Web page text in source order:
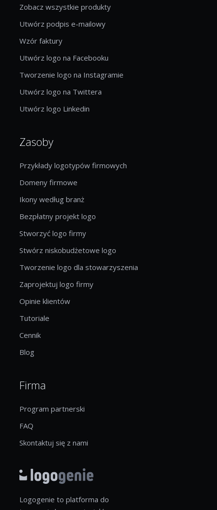
Zobacz wszystkie produkty
Utwórz podpis e-mailowy
Wzór faktury
Utwórz logo na Facebooku
Tworzenie logo na Instagramie
Utwórz logo na Twittera
Utwórz logo Linkedin
Zasoby
Przykłady logotypów firmowych
Domeny firmowe
Ikony według branż
Bezpłatny projekt logo
Stworzyć logo firmy
Stwórz niskobudżetowe logo
Tworzenie logo dla stowarzyszenia
Zaprojektuj logo firmy
Opinie klientów
Tutoriale
Cennik
Blog
Firma
Program partnerski
FAQ
Skontaktuj się z nami
Logogenie to platforma do